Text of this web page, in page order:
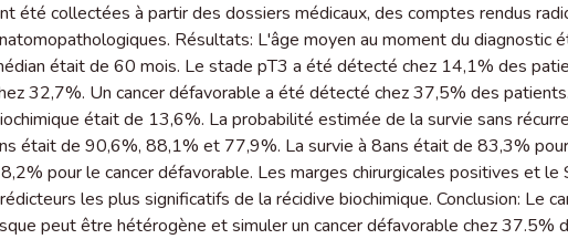
été collectées à partir des dossiers médicaux, des comptes rendus
Résultats: L'âge moyen au moment du diagnostic
était de 60 mois. Le stade pT3 a été détecté chez 14,1% des
32,7%. Un cancer défavorable a été détecté chez 37,5% des
était de 13,6%. La probabilité estimée de la survie sans
était de 90,6%, 88,1% et 77,9%. La survie à 8ans était de 83,3%
pour le cancer défavorable. Les marges chirurgicales positives et
les plus significatifs de la récidive biochimique. Conclusion: Le
peut être hétérogène et simuler un cancer défavorable chez 37.5%